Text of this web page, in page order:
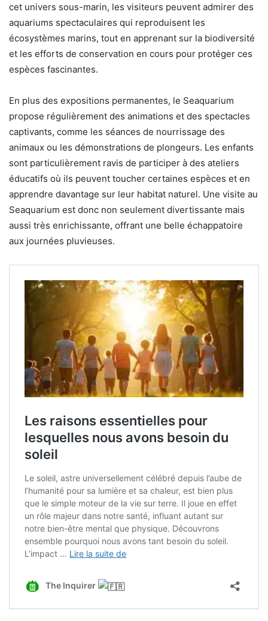
cet univers sous-marin, les visiteurs peuvent admirer des
aquariums spectaculaires qui reproduisent les
écosystèmes marins, tout en apprenant sur la biodiversité
et les efforts de conservation en cours pour protéger ces
espèces fascinantes.
En plus des expositions permanentes, le Seaquarium
propose régulièrement des animations et des spectacles
captivants, comme les séances de nourrissage des
animaux ou les démonstrations de plongeurs. Les enfants
sont particulièrement ravis de participer à des ateliers
éducatifs où ils peuvent toucher certaines espèces et en
apprendre davantage sur leur habitat naturel. Une visite au
Seaquarium est donc non seulement divertissante mais
aussi très enrichissante, offrant une belle échappatoire
aux journées pluvieuses.